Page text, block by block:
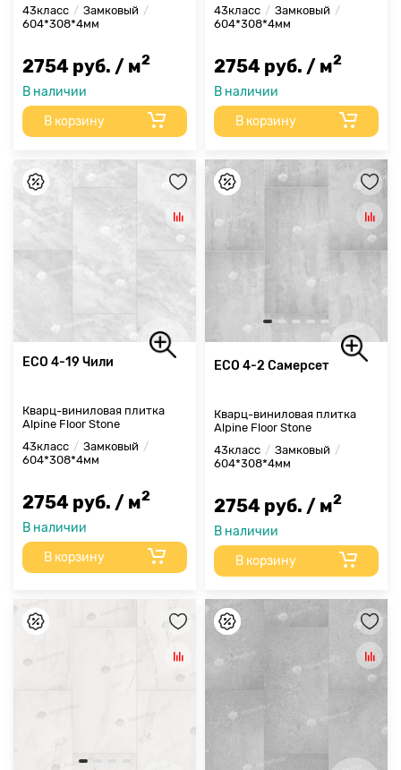
43класс
Замковый
604*308*4мм
2754 руб. / м2
В наличии
В корзину
43класс
Замковый
604*308*4мм
2754 руб. / м2
В наличии
В корзину
ECO 4-19 Чили
Кварц-виниловая плитка
Alpine Floor Stone
43класс
Замковый
604*308*4мм
2754 руб. / м2
В наличии
В корзину
ECO 4-2 Самерсет
Кварц-виниловая плитка
Alpine Floor Stone
43класс
Замковый
604*308*4мм
2754 руб. / м2
В наличии
В корзину